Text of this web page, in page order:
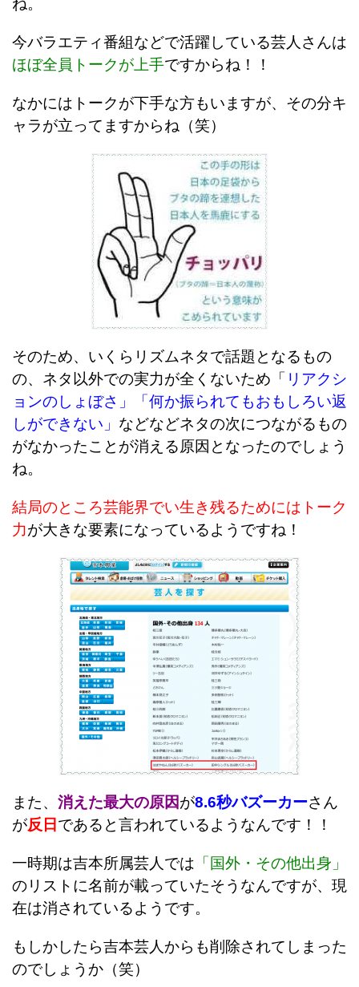
今バラエティ番組などで活躍している芸人さんは
ほぼ全員トークが上手ですからね！！
なかにはトークが下手な方もいますが、その分キ
ャラが立ってますからね（笑）
そのため、いくらリズムネタで話題となるもの
の、ネタ以外での実力が全くないため「 リアクシ
ョンのしょぼさ」「何か振られてもおもしろい返
しができない」 などなどネタの次につながるもの
がなかったことが消える原因となったのでしょう
ね。
結局のところ芸能界でい生き残るためには トーク
力が大きな要素になっているようですね！
また、 消えた最大の原因が8.6秒バズーカーさん
が反日 であると言われているようなんです！！
一時期は吉本所属芸人では 「国外・その他出身」
のリストに名前が載っていたそうなんですが、現
在は消されているようです。
もしかしたら吉本芸人からも削除されてしまった
のでしょうか（笑）